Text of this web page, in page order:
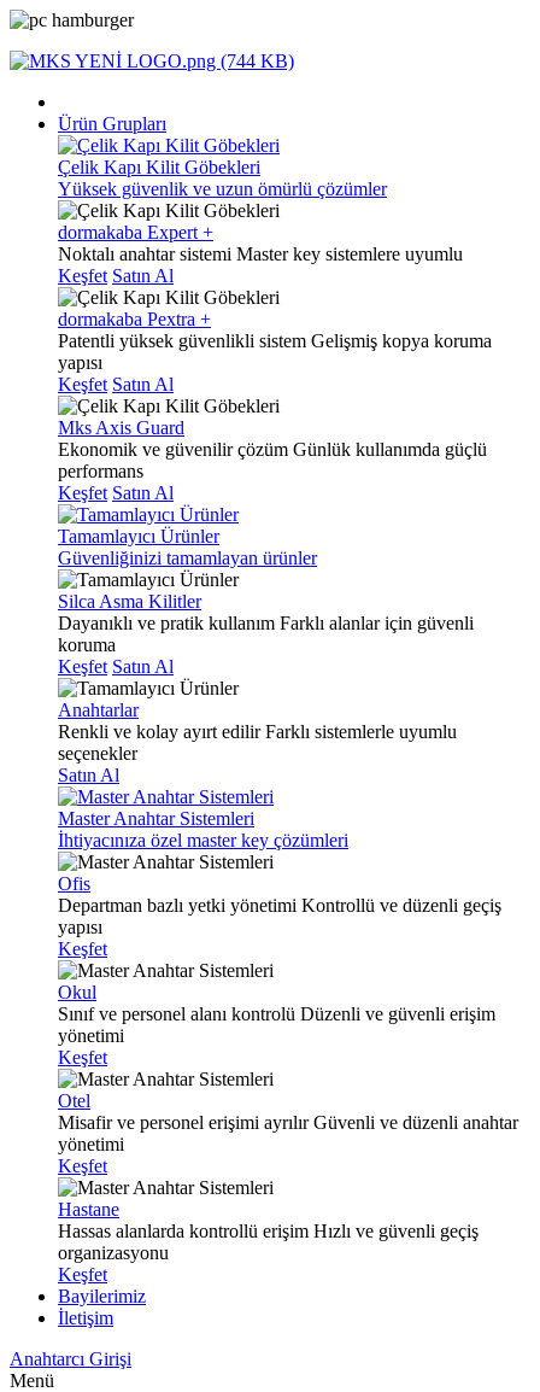
Ürün Grupları
Çelik Kapı Kilit Göbekleri
Yüksek güvenlik ve uzun ömürlü çözümler
dormakaba Expert +
Noktalı anahtar sistemi Master key sistemlere uyumlu
Keşfet Satın Al
dormakaba Pextra +
Patentli yüksek güvenlikli sistem Gelişmiş kopya koruma
yapısı
Keşfet Satın Al
Mks Axis Guard
Ekonomik ve güvenilir çözüm Günlük kullanımda güçlü
performans
Keşfet Satın Al
Tamamlayıcı Ürünler
Güvenliğinizi tamamlayan ürünler
Silca Asma Kilitler
Dayanıklı ve pratik kullanım Farklı alanlar için güvenli
koruma
Keşfet Satın Al
Anahtarlar
Renkli ve kolay ayırt edilir Farklı sistemlerle uyumlu
seçenekler
Satın Al
Master Anahtar Sistemleri
İhtiyacınıza özel master key çözümleri
Ofis
Departman bazlı yetki yönetimi Kontrollü ve düzenli geçiş
yapısı
Keşfet
Okul
Sınıf ve personel alanı kontrolü Düzenli ve güvenli erişim
yönetimi
Keşfet
Otel
Misafir ve personel erişimi ayrılır Güvenli ve düzenli anahtar
yönetimi
Keşfet
Hastane
Hassas alanlarda kontrollü erişim Hızlı ve güvenli geçiş
organizasyonu
Keşfet
Bayilerimiz
İletişim
Anahtarcı Girişi
Menü